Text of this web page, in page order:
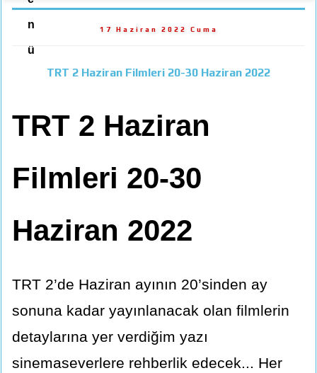
n
ü
17 Haziran 2022 Cuma
TRT 2 Haziran Filmleri 20-30 Haziran 2022
TRT 2 Haziran
Filmleri 20-30
Haziran 2022
TRT 2’de Haziran ayının 20’sinden ay
sonuna kadar yayınlanacak olan filmlerin
detaylarına yer verdiğim yazı
sinemaseverlere rehberlik edecek... Her